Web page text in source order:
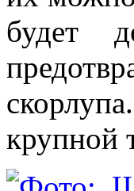
будет
крупной